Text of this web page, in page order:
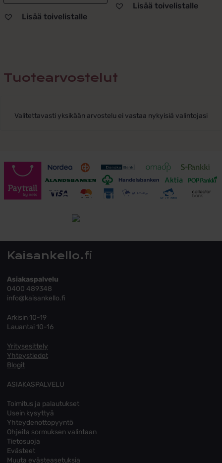
Lisää toivelistalle
Lisää toivelistalle
Tuotearvostelut
Valitettavasti yksikään arvostelu ei vastaa nykyisiä valintojasi
Toimitusehdot
Kaisankello.fi
Asiakaspalvelu
0400 489348
info@kaisankello.fi
Arkisin 10-19
Lauantai 10-16
Yritysesittely
Yhteystiedot
Blogit
ASIAKASPALVELU
Toimitus ja palautukset
Usein kysyttyä
Yhteydenottopyyntö
Ohjeita sormuksen valintaan
Tietosuoja
Evästeet
Muuta evästeasetuksia